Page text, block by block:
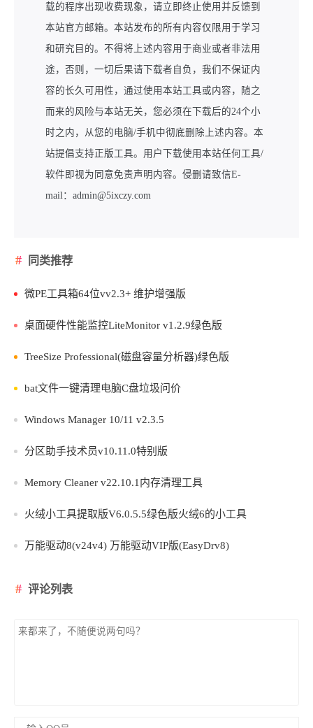
载的程序出现收费现象，请立即终止使用并反馈到
本站官方邮箱。本站发布的所有内容仅限用于学习
和研究目的。不得将上述内容用于商业或者非法用
途，否则，一切后果请下载者自负，我们不保证内
容的长久可用性，通过使用本站工具或内容，随之
而来的风险与本站无关，您必须在下载后的24个小
时之内，从您的电脑/手机中彻底删除上述内容。本
站提倡支持正版工具。用户下载使用本站任何工具/
软件即视为同意免责声明内容。侵删请致信E-
mail：admin@5ixczy.com
同类推荐
微PE工具箱64位vv2.3+ 维护增强版
桌面硬件性能监控LiteMonitor v1.2.9绿色版
TreeSize Professional(磁盘容量分析器)绿色版
bat文件一键清理电脑C盘垃圾问价
Windows Manager 10/11 v2.3.5
分区助手技术员v10.11.0特别版
Memory Cleaner v22.10.1内存清理工具
火绒小工具提取版V6.0.5.5绿色版火绒6的小工具
万能驱动8(v24v4) 万能驱动VIP版(EasyDrv8)
评论列表